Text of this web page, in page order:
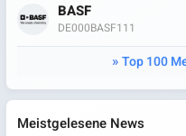
BASF
DE000BASF111
Top 100
Meistgelesene News